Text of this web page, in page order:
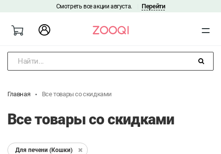
Смотреть все акции августа. Перейти
Найти...
Главная Все товары со скидками
Все товары со скидками
Для печени (Кошки)